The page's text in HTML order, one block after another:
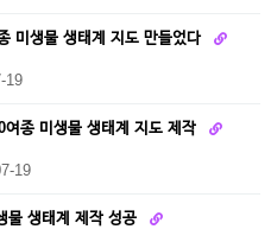
미생물 생태계 지도 만들었다
19
종 미생물 생태계 지도 제작
19
물 생태계 제작 성공